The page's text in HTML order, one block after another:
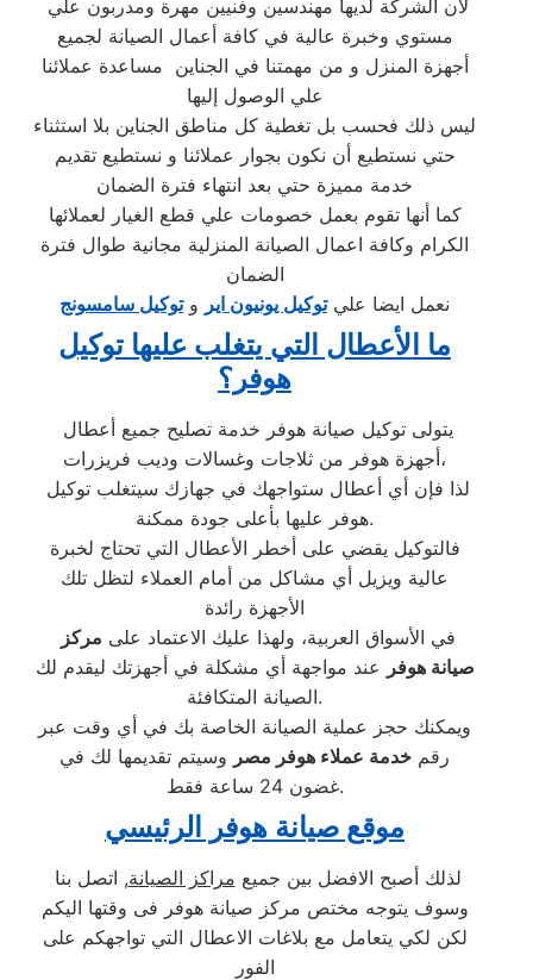
مستوي وخبرة عالية في كافة أعمال الصيانة لجميع
أجهزة المنزل و من مهمتنا في الجناين مساعدة عملائنا
علي الوصول إليها
ليس ذلك فحسب بل تغطية كل مناطق الجناين بلا استثناء
حتي نستطيع أن نكون بجوار عملائنا و نستطيع تقديم
خدمة مميزة حتي بعد انتهاء فترة الضمان
كما أنها تقوم بعمل خصومات علي قطع الغيار لعملائها
الكرام وكافة اعمال الصيانة المنزلية مجانية طوال فترة
الضمان
نعمل ايضا عليتوكيل يونيون اير وتوكيل سامسونج
ما الأعطال التي يتغلب عليها توكيل
هوفر؟
أجهزة هوفر من ثلاجات وغسالات وديب فريزرات،
هوفر عليها بأعلى جودة ممكنة.
فالتوكيل يقضي على أخطر الأعطال التي تحتاج لخبرة
عالية ويزيل أي مشاكل من أمام العملاء لتظل تلك
الأجهزة رائدة
في الأسواق العربية، ولهذا عليك الاعتماد على مركز
صيانة هوفر عند مواجهة أي مشكلة في أجهزتك ليقدم لك
الصيانة المتكافئة.
ويمكنك حجز عملية الصيانة الخاصة بك في أي وقت عبر
رقم خدمة عملاء هوفر مصر وسيتم تقديمها لك في
غضون 24 ساعة فقط.
موقع صيانة هوفر الرئيسي
لذلك أصبح الافضل بين جميع مراكز الصيانة, اتصل بنا
وسوف يتوجه مختص مركز صيانة هوفر فى وقتها اليكم
لكن لكي يتعامل مع بلاغات الاعطال التي تواجهكم على
الفور